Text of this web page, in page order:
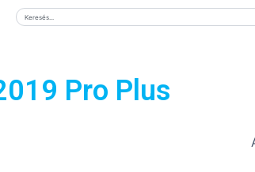
Keresés
Pro Plus